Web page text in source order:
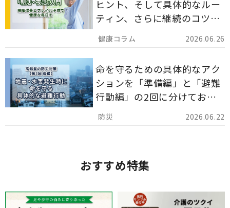
2026.06.26
ヒント、そして具体的なルー
ティン、さらに継続のコツま
でを詳しくご紹介します。
2026.06.22
命を守るための具体的なアク
ションを「準備編」と「避難
行動編」の2回に分けてお届
けしています。
おすすめ特集